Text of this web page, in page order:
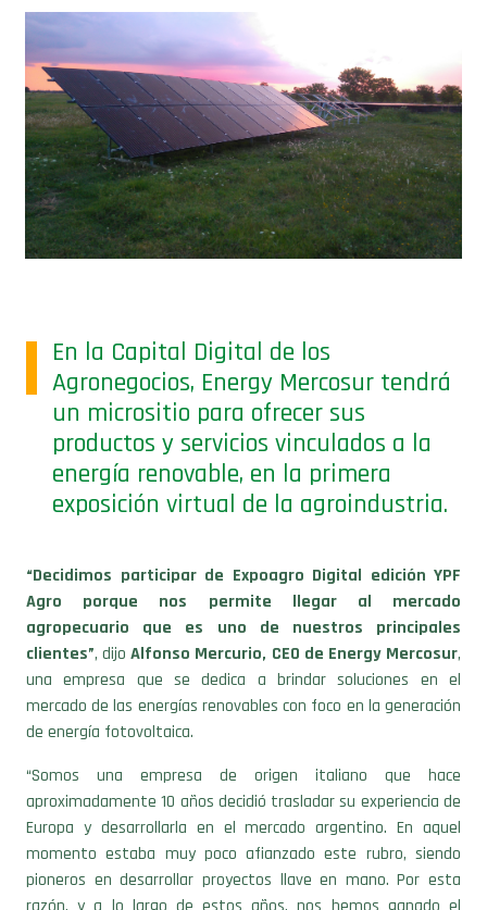
En la Capital Digital de los
Agronegocios, Energy Mercosur tendrá
un micrositio para ofrecer sus
productos y servicios vinculados a la
energía renovable, en la primera
exposición virtual de la agroindustria.
“Decidimos participar de Expoagro Digital edición YPF
Agro porque nos permite llegar al mercado
agropecuario que es uno de nuestros principales
clientes”, dijoAlfonso Mercurio, CEO de Energy Mercosur,
una empresa que se dedica a brindar soluciones en el
mercado de las energías renovables con foco en la generación
de energía fotovoltaica.
“Somos una empresa de origen italiano que hace
aproximadamente 10 años decidió trasladar su experiencia de
Europa y desarrollarla en el mercado argentino. En aquel
momento estaba muy poco afianzado este rubro, siendo
pioneros en desarrollar proyectos llave en mano. Por esta